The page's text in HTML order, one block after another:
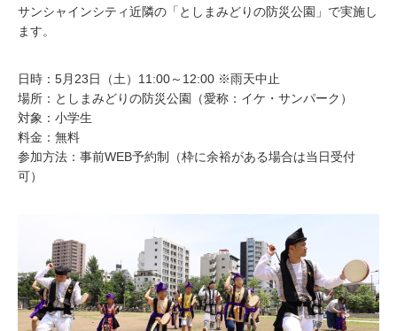
サンシャインシティ近隣の「としまみどりの防災公園」で実施し
ます。
日時：5月23日（土）11:00～12:00 ※雨天中止
場所：としまみどりの防災公園（愛称：イケ・サンパーク）
対象：小学生
料金：無料
参加方法：事前WEB予約制（枠に余裕がある場合は当日受付
可）